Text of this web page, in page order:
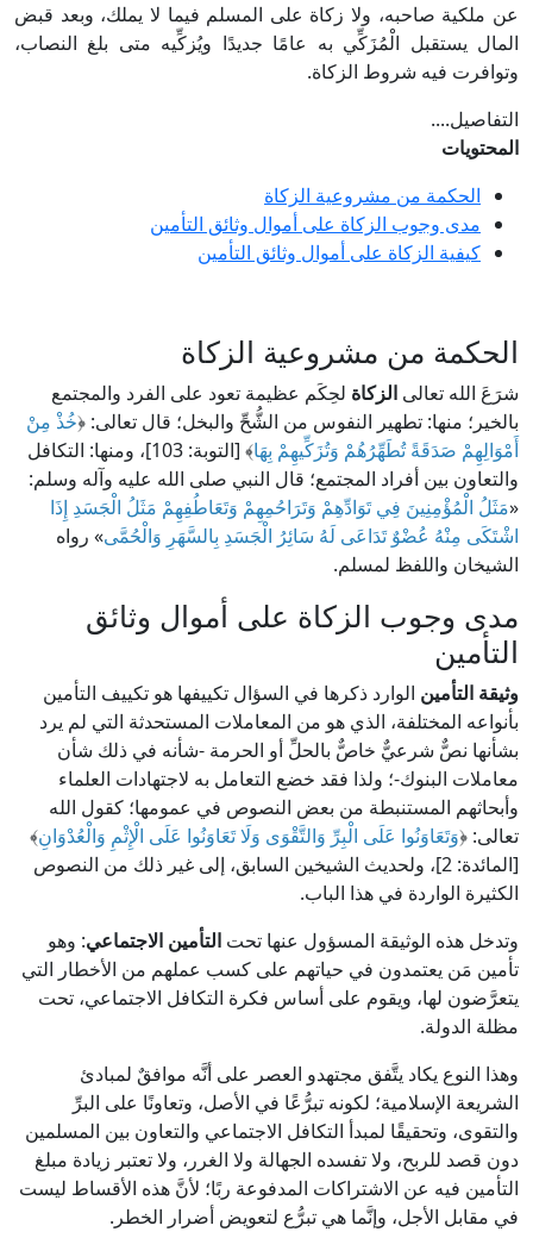
عن ملكية صاحبه، ولا زكاة على المسلم فيما لا يملك، وبعد قبض
المال يستقبل الْمُزَكِّي به عامًا جديدًا ويُزكِّيه متى بلغ النصاب،
وتوافرت فيه شروط الزكاة.
التفاصيل....
المحتويات
الحكمة من مشروعية الزكاة
مدى وجوب الزكاة على أموال وثائق التأمين
كيفية الزكاة على أموال وثائق التأمين
الحكمة من مشروعية الزكاة
شرَعَ الله تعالى الزكاة لحِكَم عظيمة تعود على الفرد والمجتمع
بالخير؛ منها: تطهير النفوس من الشُّحِّ والبخل؛ قال تعالى: ﴿خُذْ مِنْ
أَمْوَالِهِمْ صَدَقَةً تُطَهِّرُهُمْ وَتُزَكِّيهِمْ بِهَا
﴾ [التوبة: 103]، ومنها: التكافل
والتعاون بين أفراد المجتمع؛ قال النبي صلى الله عليه وآله وسلم:
«مَثَلُ الْمُؤْمِنِينَ فِي تَوَادِّهِمْ وَتَرَاحُمِهِمْ وَتَعَاطُفِهِمْ مَثَلُ الْجَسَدِ إِذَا
اشْتَكَى مِنْهُ عُضْوٌ تَدَاعَى لَهُ سَائِرُ الْجَسَدِ بِالسَّهَرِ وَالْحُمَّى» رواه
الشيخان واللفظ لمسلم.
مدى وجوب الزكاة على أموال وثائق
التأمين
وثيقة التأمين الوارد ذكرها في السؤال تكييفها هو تكييف التأمين
بأنواعه المختلفة، الذي هو من المعاملات المستحدثة التي لم يرد
بشأنها نصٌّ شرعيٌّ خاصٌّ بالحلِّ أو الحرمة -شأنه في ذلك شأن
معاملات البنوك-؛ ولذا فقد خضع التعامل به لاجتهادات العلماء
وأبحاثهم المستنبطة من بعض النصوص في عمومها؛ كقول الله
تعالى: ﴿وَتَعَاوَنُوا عَلَى الْبِرِّ وَالتَّقْوَى وَلَا تَعَاوَنُوا عَلَى الْإِثْمِ وَالْعُدْوَانِ﴾
[المائدة: 2]، ولحديث الشيخين السابق، إلى غير ذلك من النصوص
الكثيرة الواردة في هذا الباب.
وتدخل هذه الوثيقة المسؤول عنها تحت التأمين الاجتماعي: وهو
تأمين مَن يعتمدون في حياتهم على كسب عملهم من الأخطار التي
يتعرَّضون لها، ويقوم على أساس فكرة التكافل الاجتماعي، تحت
مظلة الدولة.
وهذا النوع يكاد يتَّفق مجتهدو العصر على أنَّه موافقٌ لمبادئ
الشريعة الإسلامية؛ لكونه تبرُّعًا في الأصل، وتعاونًا على البرِّ
والتقوى، وتحقيقًا لمبدأ التكافل الاجتماعي والتعاون بين المسلمين
دون قصد للربح، ولا تفسده الجهالة ولا الغرر، ولا تعتبر زيادة مبلغ
التأمين فيه عن الاشتراكات المدفوعة ربًا؛ لأنَّ هذه الأقساط ليست
في مقابل الأجل، وإنَّما هي تبرُّع لتعويض أضرار الخطر.